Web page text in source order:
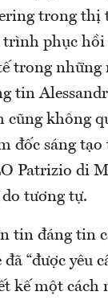
trong thị
phục hồi
trong những
tin
cũng không
đốc sáng
Patrizio di
tương tự.
tin đáng tin
“được yêu
kế một cách